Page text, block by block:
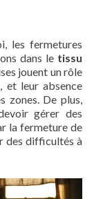
les fermetures
dans le tissu
jouent un rôle
et leur absence
zones. De plus,
gérer des
la fermeture de
des difficultés à